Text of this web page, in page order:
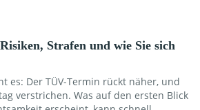
Strafen und wie Sie sich
es: Der TÜV-Termin rückt näher, und
verstrichen. Was auf den ersten Blick